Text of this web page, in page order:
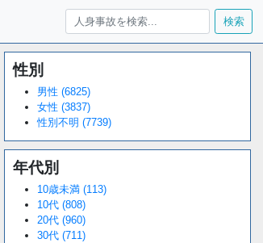
検索
Unmute
34.95%
性別
男性 (6825)
女性 (3837)
性別不明 (7739)
年代別
10歳未満 (113)
10代 (808)
20代 (960)
30代 (711)